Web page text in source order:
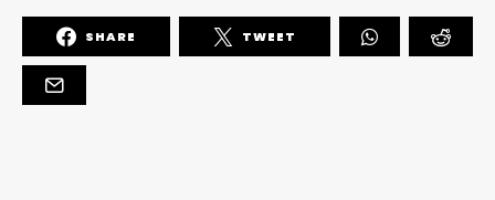
SHARE TWEET